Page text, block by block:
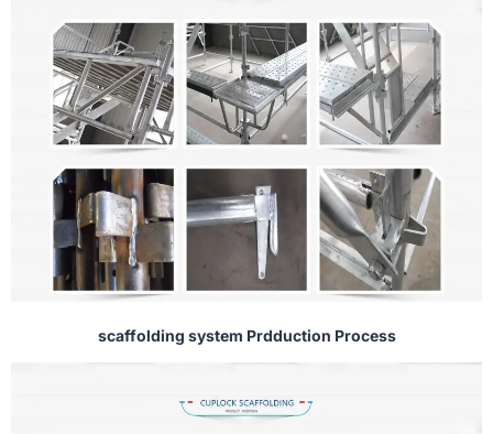
scaffolding system Prdduction Process